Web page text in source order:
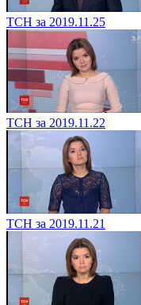
ТСН за 2019.11.25
ТСН за 2019.11.22
ТСН за 2019.11.21